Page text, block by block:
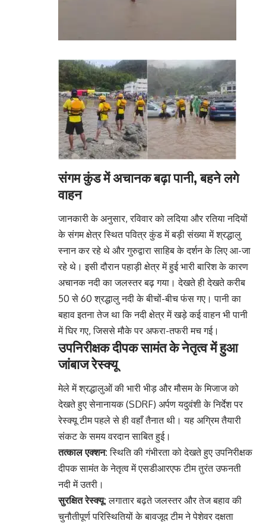
संगम कुंड में अचानक बढ़ा पानी, बहने लगे
वाहन
जानकारी के अनुसार, रविवार को लदिया और रतिया नदियों
के संगम क्षेत्र स्थित पवित्र कुंड में बड़ी संख्या में श्रद्धालु
स्नान कर रहे थे और गुरुद्वारा साहिब के दर्शन के लिए आ-जा
रहे थे। इसी दौरान पहाड़ी क्षेत्र में हुई भारी बारिश के कारण
अचानक नदी का जलस्तर बढ़ गया। देखते ही देखते करीब
50 से 60 श्रद्धालु नदी के बीचों-बीच फंस गए। पानी का
बहाव इतना तेज था कि नदी क्षेत्र में खड़े कई वाहन भी पानी
में घिर गए, जिससे मौके पर अफरा-तफरी मच गई।
उपनिरीक्षक दीपक सामंत के नेतृत्व में हुआ
जांबाज रेस्क्यू
मेले में श्रद्धालुओं की भारी भीड़ और मौसम के मिजाज को
देखते हुए सेनानायक (SDRF) अर्पण यदुवंशी के निर्देश पर
रेस्क्यू टीम पहले से ही वहाँ तैनात थी। यह अग्रिम तैयारी
संकट के समय वरदान साबित हुई।
तत्काल एक्शन: स्थिति की गंभीरता को देखते हुए उपनिरीक्षक
दीपक सामंत के नेतृत्व में एसडीआरएफ टीम तुरंत उफनती
नदी में उतरी।
सुरक्षित रेस्क्यू: लगातार बढ़ते जलस्तर और तेज बहाव की
चुनौतीपूर्ण परिस्थितियों के बावजूद टीम ने पेशेवर दक्षता